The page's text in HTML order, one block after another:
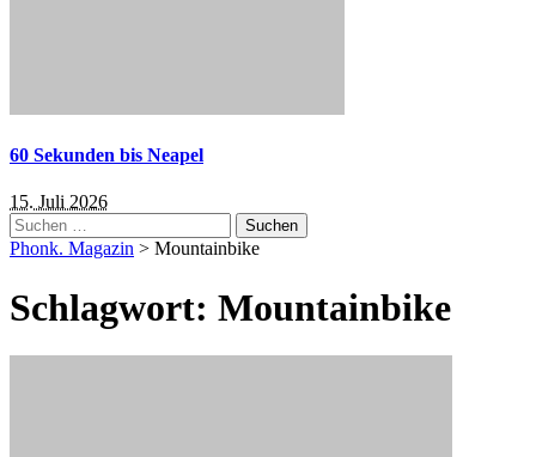
60 Sekunden bis Neapel
15. Juli 2026
Suchen
nach:
Phonk. Magazin > Mountainbike
Schlagwort: Mountainbike